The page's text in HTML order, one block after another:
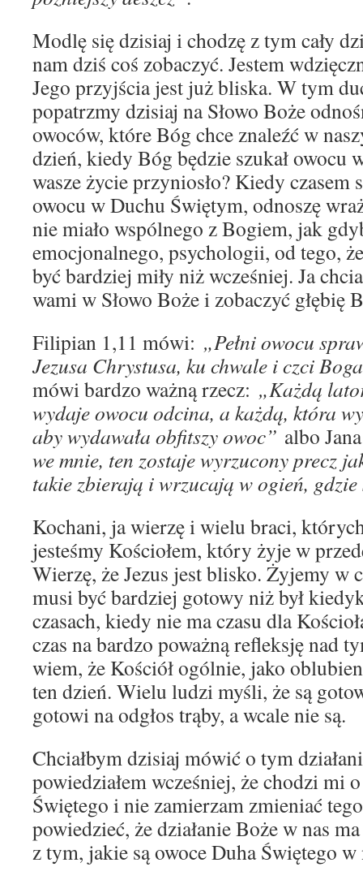
Modlę się dzisiaj i chodzę z tym cały
nam dziś coś zobaczyć. Jestem
Jego przyjścia jest już bliska. W tym
popatrzmy dzisiaj na Słowo Boże
owoców, które Bóg chce znaleźć w
dzień, kiedy Bóg będzie szukał owocu
wasze życie przyniosło? Kiedy czasem
owocu w Duchu Świętym, odnoszę
nie miało wspólnego z Bogiem, jak
emocjonalnego, psychologii, od tego,
być bardziej miły niż wcześniej. Ja
wami w Słowo Boże i zobaczyć głębię
Filipian 1,11 mówi: „Pełni owocu
Jezusa Chrystusa, ku chwale i czci
mówi bardzo ważną rzecz: „Każdą
wydaje owocu odcina, a każdą, która
aby wydawała obfitszy owoc” albo
we mnie, ten zostaje wyrzucony precz
takie zbierają i wrzucają w ogień, gdzie
Kochani, ja wierzę i wielu braci,
jesteśmy Kościołem, który żyje w
Wierzę, że Jezus jest blisko. Żyjemy w
musi być bardziej gotowy niż był
czasach, kiedy nie ma czasu dla
czas na bardzo poważną refleksję nad
wiem, że Kościół ogólnie, jako
ten dzień. Wielu ludzi myśli, że są
gotowi na odgłos trąby, a wcale nie są.
Chciałbym dzisiaj mówić o tym
powiedziałem wcześniej, że chodzi mi
Świętego i nie zamierzam zmieniać
powiedzieć, że działanie Boże w nas
z tym, jakie są owoce Duha Świętego w